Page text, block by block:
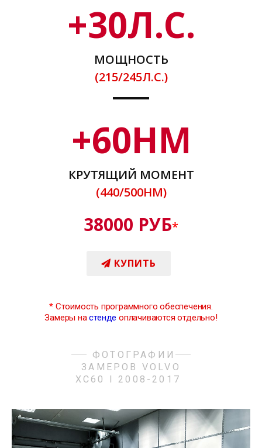
+30Л.С.
МОЩНОСТЬ
(215/245Л.С.)
+60НМ
КРУТЯЩИЙ МОМЕНТ
(440/500НМ)
38000 РУБ*
КУПИТЬ
* Стоимость программного обеспечения.
Замеры настенде оплачиваются отдельно!
ФОТОГРАФИИ
ЗАМЕРОВ VOLVO
XC60 I 2008-2017